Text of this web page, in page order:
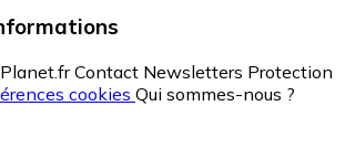
Contact Newsletters Protection
cookies Qui sommes-nous ?